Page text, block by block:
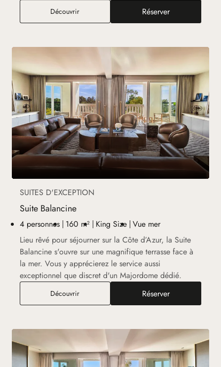
DécouvrirSuite Mélodie Réserver
SUITES D'EXCEPTION
Suite Balancine
4 personnes 160 m² King Size Vue mer
Lieu rêvé pour séjourner sur la Côte d’Azur, la Suite
Balancine s'ouvre sur une magnifique terrasse face à
la mer. Vous y apprécierez le service aussi
exceptionnel que discret d'un Majordome dédié.
DécouvrirSuite Balancine Réserver